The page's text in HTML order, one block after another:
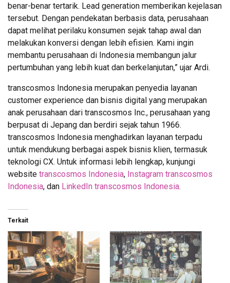
benar-benar tertarik. Lead generation memberikan kejelasan
tersebut. Dengan pendekatan berbasis data, perusahaan
dapat melihat perilaku konsumen sejak tahap awal dan
melakukan konversi dengan lebih efisien. Kami ingin
membantu perusahaan di Indonesia membangun jalur
pertumbuhan yang lebih kuat dan berkelanjutan,” ujar Ardi.
transcosmos Indonesia merupakan penyedia layanan
customer experience dan bisnis digital yang merupakan
anak perusahaan dari transcosmos Inc., perusahaan yang
berpusat di Jepang dan berdiri sejak tahun 1966.
transcosmos Indonesia menghadirkan layanan terpadu
untuk mendukung berbagai aspek bisnis klien, termasuk
teknologi CX. Untuk informasi lebih lengkap, kunjungi
website transcosmos Indonesia, Instagram transcosmos
Indonesia, dan LinkedIn transcosmos Indonesia.
Terkait